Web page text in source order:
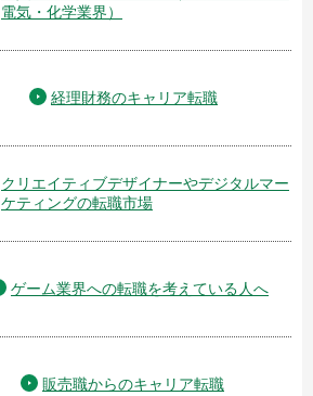
電気・化学業界）
経理財務のキャリア転職
クリエイティブデザイナーやデジタルマー
ケティングの転職市場
ゲーム業界への転職を考えている人へ
販売職からのキャリア転職